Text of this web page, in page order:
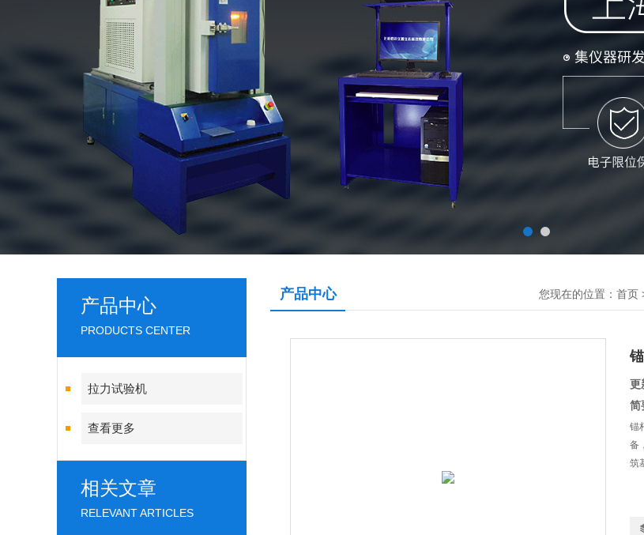
产品中心
PRODUCTS CENTER
拉力试验机
查看更多
相关文章
RELEVANT ARTICLES
产品中心 您现在的位置： 首页
更
简
锚
备
筑